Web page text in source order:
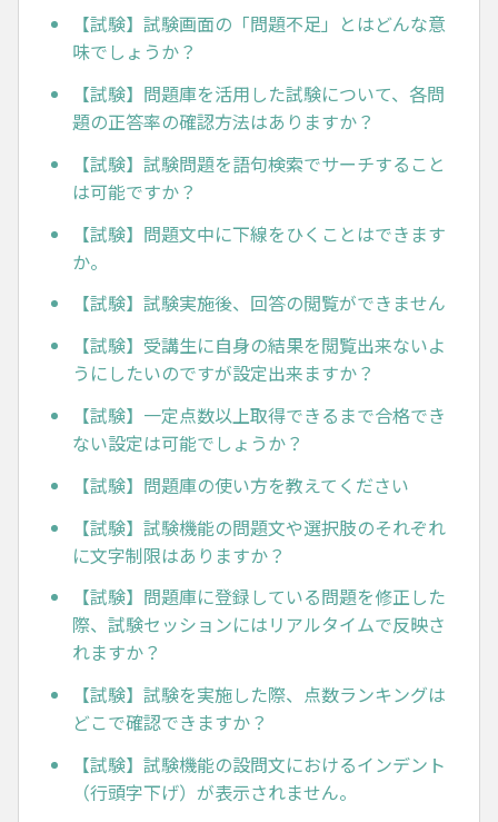
【試験】試験画面の「問題不足」とはどんな意
味でしょうか？
【試験】問題庫を活用した試験について、各問
題の正答率の確認方法はありますか？
【試験】試験問題を語句検索でサーチすること
は可能ですか？
【試験】問題文中に下線をひくことはできます
か。
【試験】試験実施後、回答の閲覧ができません
【試験】受講生に自身の結果を閲覧出来ないよ
うにしたいのですが設定出来ますか？
【試験】一定点数以上取得できるまで合格でき
ない設定は可能でしょうか？
【試験】問題庫の使い方を教えてください
【試験】試験機能の問題文や選択肢のそれぞれ
に文字制限はありますか？
【試験】問題庫に登録している問題を修正した
際、試験セッションにはリアルタイムで反映さ
れますか？
【試験】試験を実施した際、点数ランキングは
どこで確認できますか？
【試験】試験機能の設問文におけるインデント
（行頭字下げ）が表示されません。